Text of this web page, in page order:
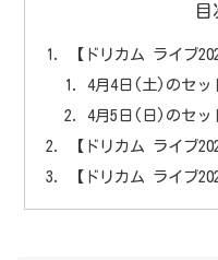
目
【ドリカム ライブ
4月4日(土)のセッ
4月5日(日)のセッ
【ドリカム ライブ
【ドリカム ライブ